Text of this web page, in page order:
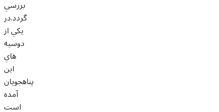
بررسي
گردد.در
يکي از
دوسيه
هاي
اين
پناهجويان
آمده
است